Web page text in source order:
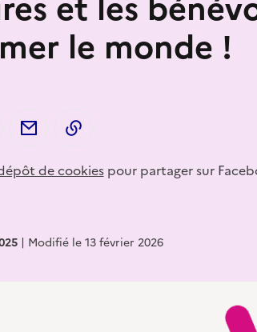
le monde !
sur Twitter
Partager sur LinkedIn
Partager par email
de cookiespour partager sur
| Modifié le 13 février 2026